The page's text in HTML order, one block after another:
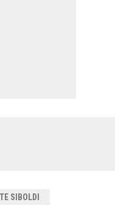
SIBOLDI